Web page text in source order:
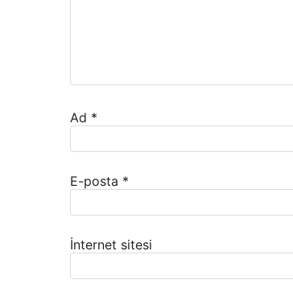
Ad *
E-posta *
İnternet sitesi